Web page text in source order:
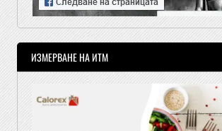
ИЗМЕРВАНЕ НА ИТМ